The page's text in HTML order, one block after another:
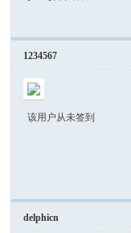
1234567
该用户从未签到
delphicn